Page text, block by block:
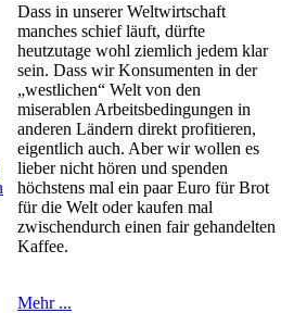
Dass in unserer Weltwirtschaft
manches schief läuft, dürfte
heutzutage wohl ziemlich jedem klar
sein. Dass wir Konsumenten in der
„westlichen“ Welt von den
miserablen Arbeitsbedingungen in
anderen Ländern direkt profitieren,
eigentlich auch. Aber wir wollen es
lieber nicht hören und spenden
höchstens mal ein paar Euro für Brot
für die Welt oder kaufen mal
zwischendurch einen fair gehandelten
Kaffee.
Mehr ...